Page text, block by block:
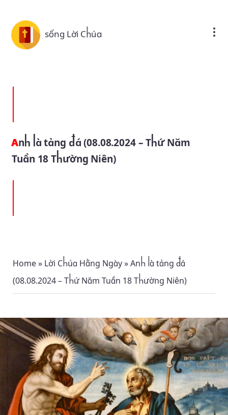
sống Lời Chúa
Anh là tảng đá (08.08.2024 – Thứ Năm
Tuần 18 Thường Niên)
Home» Lời Chúa Hằng Ngày» Anh là tảng đá
(08.08.2024 – Thứ Năm Tuần 18 Thường Niên)